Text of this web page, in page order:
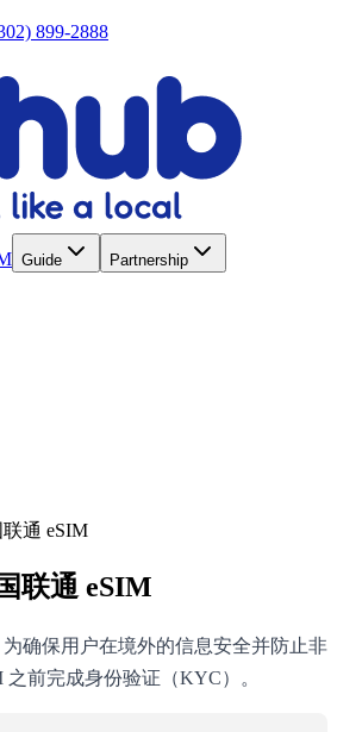
899-2888
Guide Partnership
通 eSIM
联通 eSIM
确保用户在境外的信息安全并防止非
前完成身份验证（KYC）。